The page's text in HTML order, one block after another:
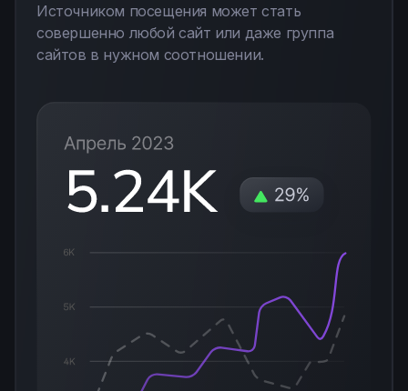
Источником посещения может стать
совершенно любой сайт или даже группа
сайтов в нужном соотношении.